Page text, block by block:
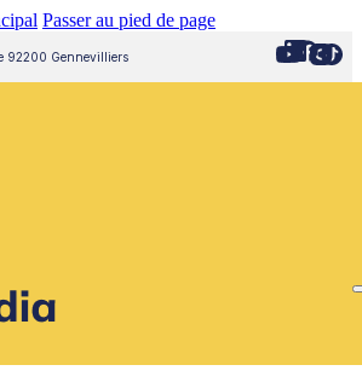
Passer au pied de page
92200 Gennevilliers